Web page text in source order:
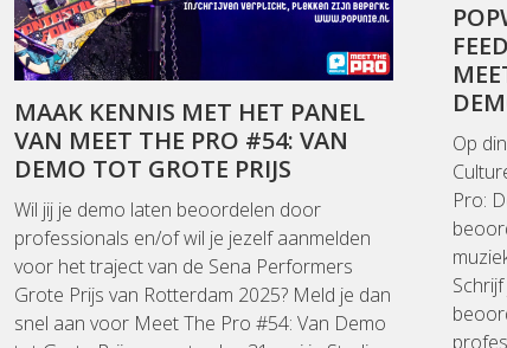
MAAK KENNIS MET HET PANEL
VAN MEET THE PRO #54: VAN
DEMO TOT GROTE PRIJS
Wil jij je demo laten beoordelen door
professionals en/of wil je jezelf aanmelden
voor het traject van de Sena Performers
Grote Prijs van Rotterdam 2025? Meld je dan
snel aan voor Meet The Pro #54: Van Demo
Op
Pro: